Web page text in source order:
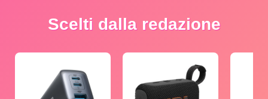
Scelti dalla redazione